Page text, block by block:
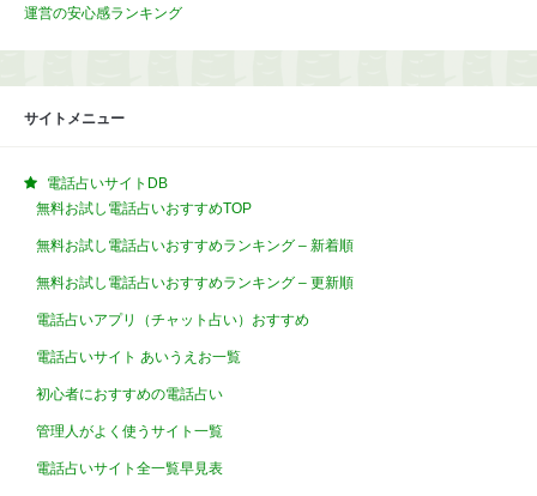
運営の安心感ランキング
サイトメニュー
電話占いサイトDB
無料お試し電話占いおすすめTOP
無料お試し電話占いおすすめランキング – 新着順
無料お試し電話占いおすすめランキング – 更新順
電話占いアプリ（チャット占い）おすすめ
電話占いサイト あいうえお一覧
初心者におすすめの電話占い
管理人がよく使うサイト一覧
電話占いサイト全一覧早見表